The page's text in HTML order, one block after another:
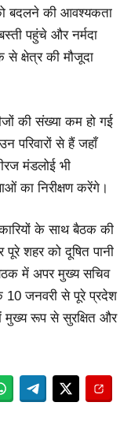
को बदलने की आवश्यकता
पहुंचे और नर्मदा
क्षेत्र की मौजूदा
की संख्या कम हो गई
परिवारों से हैं जहाँ
मंडलोई भी
का निरीक्षण करेंगे।
के साथ बैठक की
शहर को दूषित पानी
में अपर मुख्य सचिव
10 जनवरी से पूरे प्रदेश
मुख्य रूप से सुरक्षित और